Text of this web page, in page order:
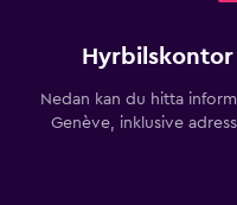
Nedan kan du hitta
Genève, inklusive